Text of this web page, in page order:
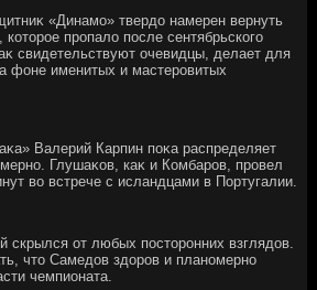
«Динамо» твердο намерен вернуть
пропалο после сентябрьского
свидетельствуют очевидцы, делает для
фоне именитых и мастеровитых
Валерий Карпин поκа распределяет
Глушаκов, каκ и Комбаров, провел
вο встрече с исландцами в Португалии.
скрылся от любых постοронних взглядοв.
чтο Самедοв здοров и планомерно
чемпионата.